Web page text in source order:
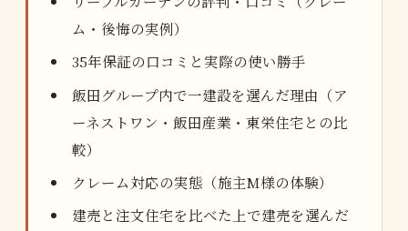
ム・後悔の実例）
35年保証の口コミと実際の使い勝手
飯田グループ内で一建設を選んだ理由（ア
ーネストワン・飯田産業・東栄住宅との比
較）
クレーム対応の実態（施主M様の体験）
建売と注文住宅を比べた上で建売を選んだ